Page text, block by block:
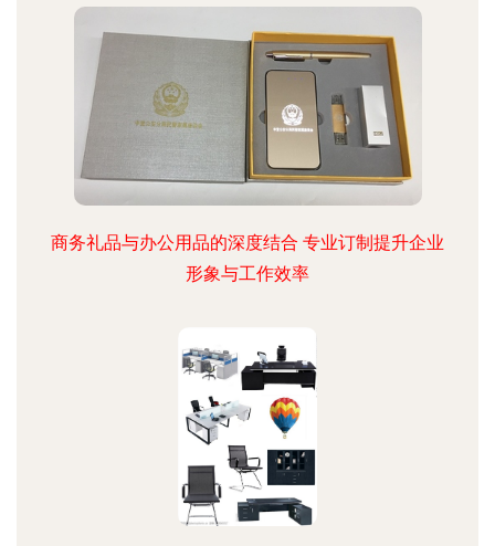
商务礼品与办公用品的深度结合 专业订制提升企业
形象与工作效率